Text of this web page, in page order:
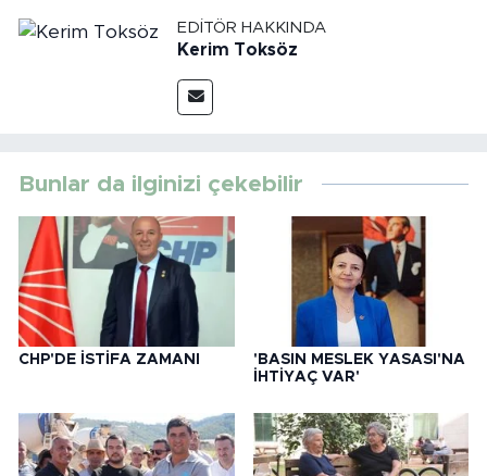
EDITÖR HAKKINDA
Kerim Toksöz
Bunlar da ilginizi çekebilir
CHP'DE İSTİFA ZAMANI
'BASIN MESLEK YASASI'NA
İHTİYAÇ VAR'